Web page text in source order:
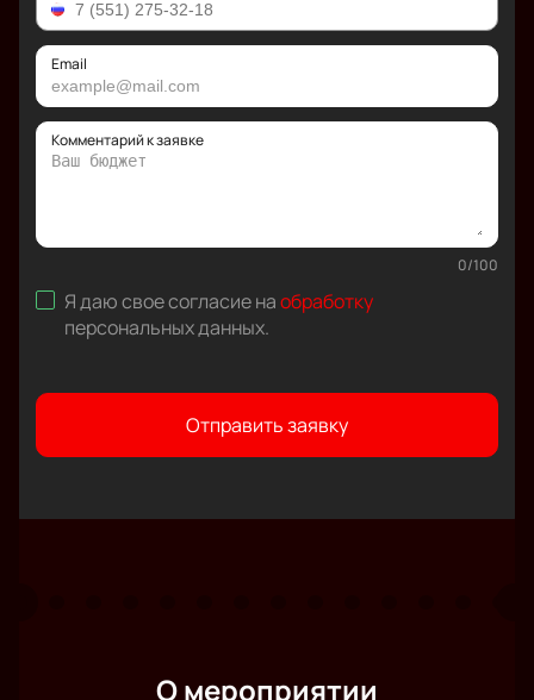
Email
Комментарий к заявке
0/100
Я даю свое согласие наобработку
персональных данных.
Отправить заявку
О мероприятии